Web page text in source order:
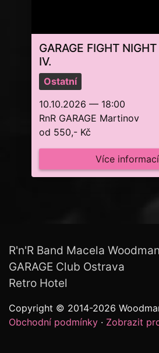
GARAGE FIGHT
IV.
Ostatní
10.10.2026 — 18:00
RnR GARAGE Martinov
od 550,- Kč
Více
R'n'R Band Macela
GARAGE Club Ostrava
Retro Hotel
Copyright © 2014-2026
Obchodní podmínky · Zobrazit